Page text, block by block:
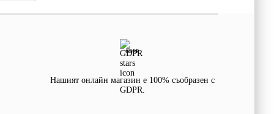
GDPR
Нашият онлайн магазин е 100% съобразен с
GDPR.